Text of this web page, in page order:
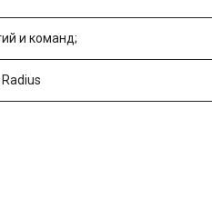
и команд;